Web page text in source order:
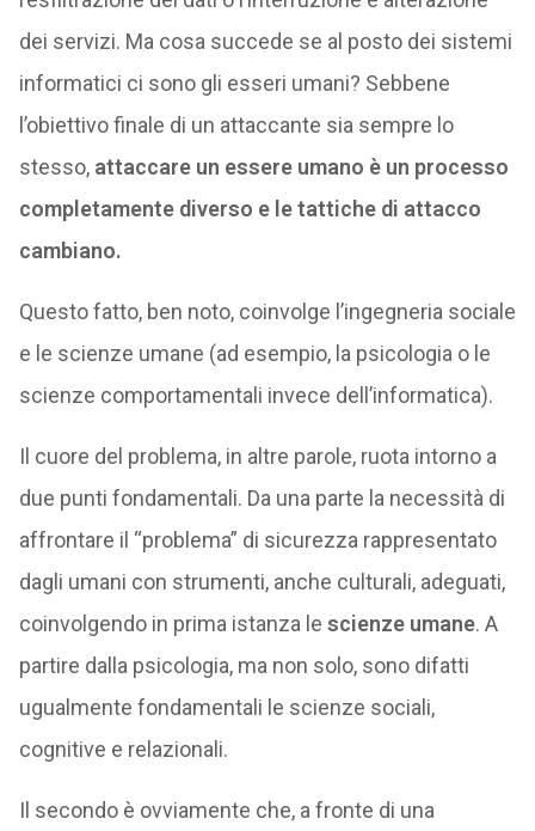
dei servizi. Ma cosa succede se al posto dei sistemi
informatici ci sono gli esseri umani? Sebbene
l’obiettivo finale di un attaccante sia sempre lo
stesso, attaccare un essere umano è un processo
completamente diverso e le tattiche di attacco
cambiano.
Questo fatto, ben noto, coinvolge l’ingegneria sociale
e le scienze umane (ad esempio, la psicologia o le
scienze comportamentali invece dell’informatica).
Il cuore del problema, in altre parole, ruota intorno a
due punti fondamentali. Da una parte la necessità di
affrontare il “problema” di sicurezza rappresentato
dagli umani con strumenti, anche culturali, adeguati,
coinvolgendo in prima istanza le scienze umane. A
partire dalla psicologia, ma non solo, sono difatti
ugualmente fondamentali le scienze sociali,
cognitive e relazionali.
Il secondo è ovviamente che, a fronte di una